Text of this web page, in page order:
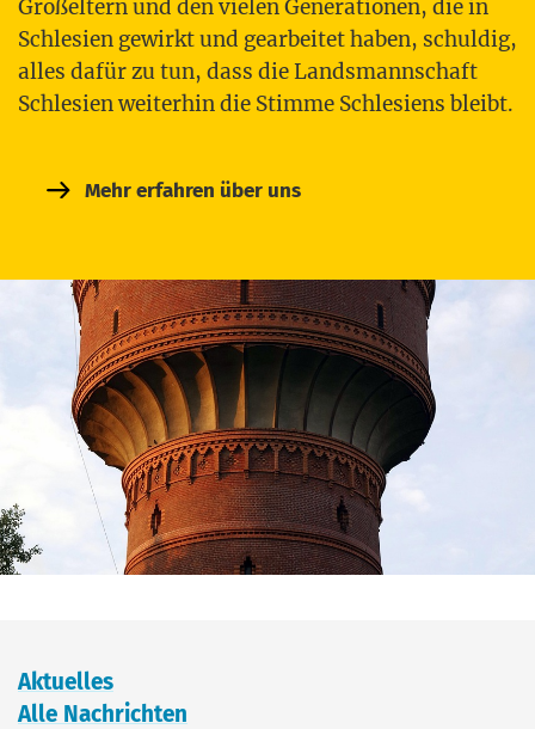
Groß­el­tern und den vie­len Gene­ra­tio­nen, die in
Schle­si­en gewirkt und gear­bei­tet haben, schul­dig,
alles dafür zu tun, dass die Lands­mann­schaft
Schle­si­en wei­ter­hin die Stim­me Schle­si­ens bleibt.
Mehr erfah­ren über uns
Aktu­el­les
Alle Nach­rich­ten